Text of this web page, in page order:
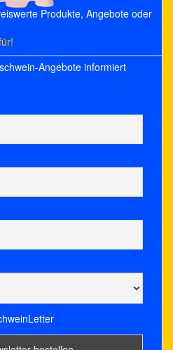
Produkte, Angebote oder
Angebote informiert